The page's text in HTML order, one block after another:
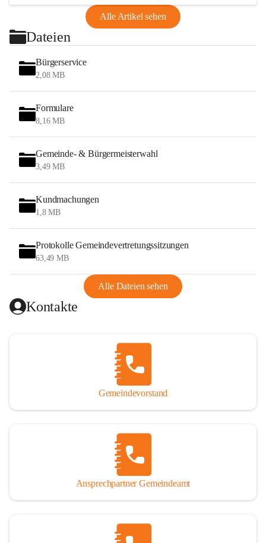
Alle Artikel sehen
Dateien
Bürgerservice
2,08 MB
Formulare
8,16 MB
Gemeinde- & Bürgermeisterwahl
3,49 MB
Kundmachungen
1,8 MB
Protokolle Gemeindevertretungssitzungen
63,49 MB
Alle Dateien sehen
Kontakte
Gemeindevorstand
Ansprechpartner Gemeindeamt